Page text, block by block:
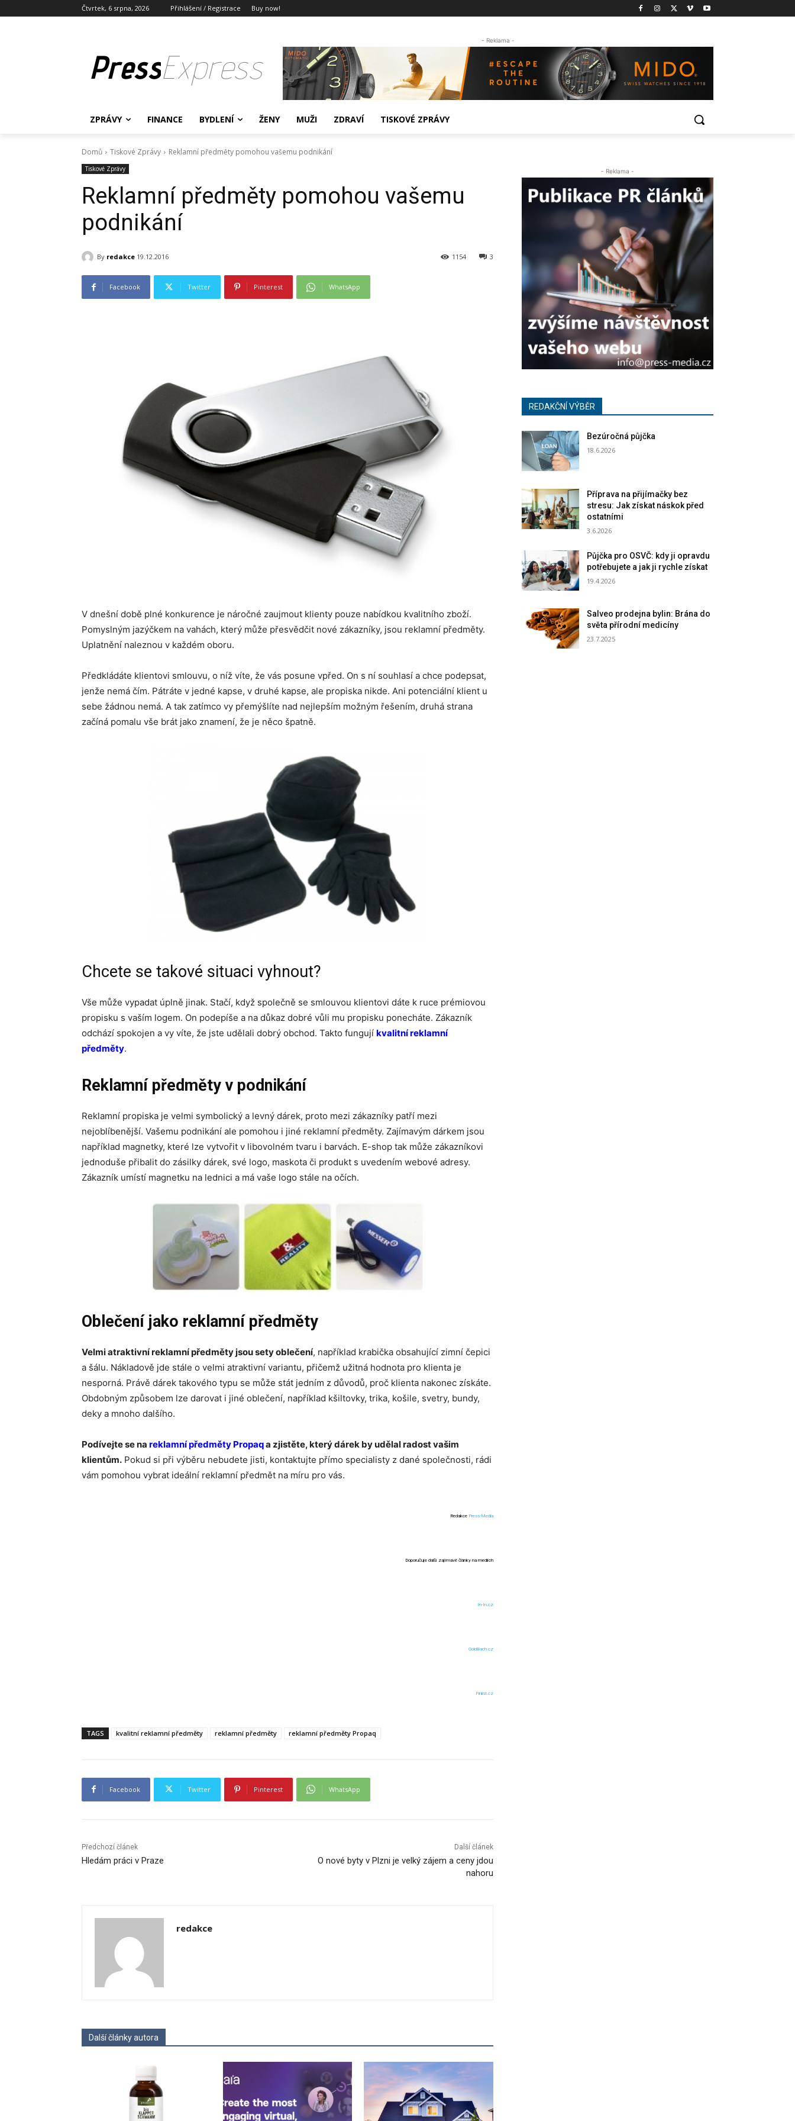
Čtvrtek, 6 srpna, 2026 Přihlášení / Registrace Buy now!
PressExpress
- Reklama -
ZPRÁVY FINANCE BYDLENÍ ŽENY MUŽI ZDRAVÍ TISKOVÉ ZPRÁVY
Domů Tiskové Zprávy Reklamní předměty pomohou vašemu podnikání
Tiskové Zprávy
Reklamní předměty pomohou vašemu
podnikání
By redakce 19.12.2016 3
1154
Facebook Twitter Pinterest WhatsApp
V dnešní době plné konkurence je náročné zaujmout klienty pouze nabídkou kvalitního zboží.
Pomyslným jazýčkem na vahách, který může přesvědčit nové zákazníky, jsou reklamní předměty.
Uplatnění naleznou v každém oboru.
Předkládáte klientovi smlouvu, o níž víte, že vás posune vpřed. On s ní souhlasí a chce podepsat,
jenže nemá čím. Pátráte v jedné kapse, v druhé kapse, ale propiska nikde. Ani potenciální klient u
sebe žádnou nemá. A tak zatímco vy přemýšlíte nad nejlepším možným řešením, druhá strana
začíná pomalu vše brát jako znamení, že je něco špatně.
Chcete se takové situaci vyhnout?
Vše může vypadat úplně jinak. Stačí, když společně se smlouvou klientovi dáte k ruce prémiovou
propisku s vaším logem. On podepíše a na důkaz dobré vůli mu propisku ponecháte. Zákazník
odchází spokojen a vy víte, že jste udělali dobrý obchod. Takto fungují kvalitní reklamní
předměty.
Reklamní předměty v podnikání
Reklamní propiska je velmi symbolický a levný dárek, proto mezi zákazníky patří mezi
nejoblíbenější. Vašemu podnikání ale pomohou i jiné reklamní předměty. Zajímavým dárkem jsou
například magnetky, které lze vytvořit v libovolném tvaru i barvách. E-shop tak může zákazníkovi
jednoduše přibalit do zásilky dárek, své logo, maskota či produkt s uvedením webové adresy.
Zákazník umístí magnetku na lednici a má vaše logo stále na očích.
Oblečení jako reklamní předměty
Velmi atraktivní reklamní předměty jsou sety oblečení, například krabička obsahující zimní čepici
a šálu. Nákladově jde stále o velmi atraktivní variantu, přičemž užitná hodnota pro klienta je
nesporná. Právě dárek takového typu se může stát jedním z důvodů, proč klienta nakonec získáte.
Obdobným způsobem lze darovat i jiné oblečení, například kšiltovky, trika, košile, svetry, bundy,
deky a mnoho dalšího.
Podívejte se na reklamní předměty Propaqa zjistěte, který dárek by udělal radost vašim
klientům. Pokud si při výběru nebudete jisti, kontaktujte přímo specialisty z dané společnosti, rádi
vám pomohou vybrat ideální reklamní předmět na míru pro vás.
Redakce Press-Media
Doporučuje další zajímavé články na mediích
In-In.cz
GoldBach.cz
Finlist.cz
TAGS kvalitní reklamní předměty reklamní předměty reklamní předměty Propaq
Facebook Twitter Pinterest WhatsApp
Předchozí článek
Hledám práci v Praze
Další článek
O nové byty v Plzni je velký zájem a ceny jdou
nahoru
redakce
Další články autora
- Reklama -
REDAKČNÍ VÝBĚR
Bezúročná půjčka
18.6.2026
Příprava na přijímačky bez
stresu: Jak získat náskok před
ostatními
3.6.2026
Půjčka pro OSVČ: kdy ji opravdu
potřebujete a jak ji rychle získat
19.4.2026
Salveo prodejna bylin: Brána do
světa přírodní medicíny
23.7.2025